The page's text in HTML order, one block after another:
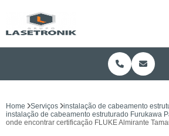
Home Serviços
instalação de cabeamento
instalação de cabeamento estruturado Furukawa
onde encontrar certificação FLUKE Almirante